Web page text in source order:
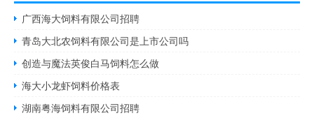
广西海大饲料有限公司招聘
青岛大北农饲料有限公司是上市公司吗
创造与魔法英俊白马饲料怎么做
海大小龙虾饲料价格表
湖南粤海饲料有限公司招聘